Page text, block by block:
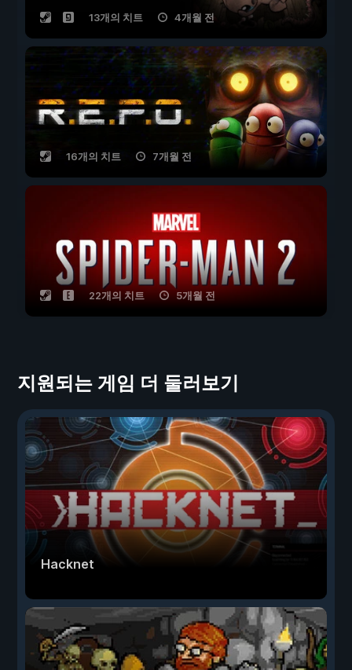
13개의 치트 4개월 전
16개의 치트 7개월 전
22개의 치트 5개월 전
지원되는 게임 더 둘러보기
Hacknet